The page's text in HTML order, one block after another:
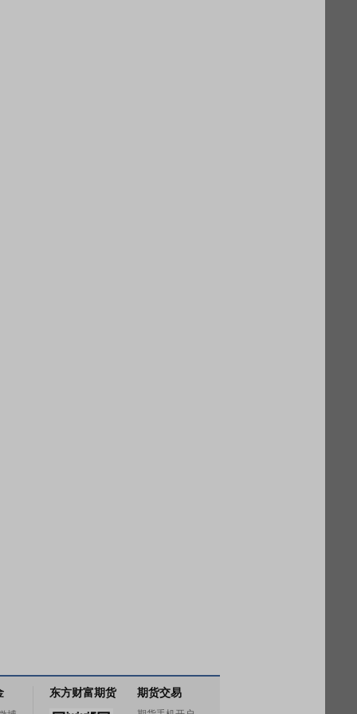
东方财富期货 期货交易